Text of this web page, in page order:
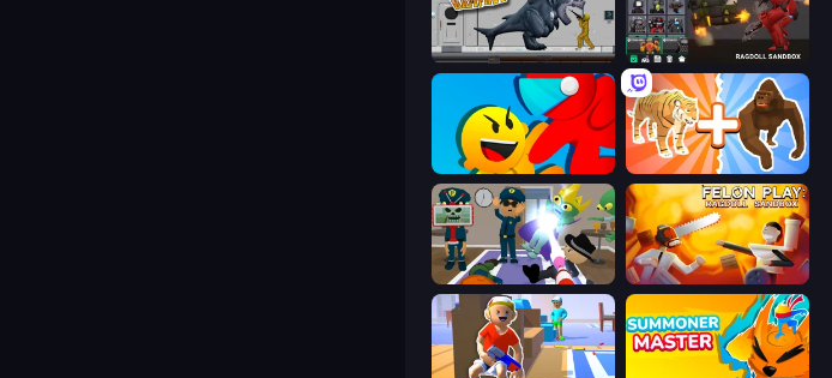
Sharkosaurus Rampage Last Play: Ragdoll Sandbox
Riot Escape Animal DNA Run
Find The Alien Felon Play: Ragdoll Sandbox